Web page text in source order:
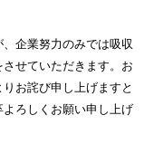
企業努力のみでは吸収
せていただきます。お
お詫び申し上げますと
ろしくお願い申し上げ